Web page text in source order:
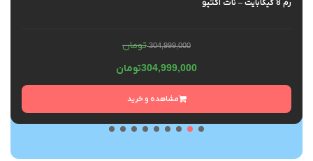
رم 8 گیگابایت – نات اکتیو
304,999,000 تومان
304,999,000تومان
مشاهده و خرید